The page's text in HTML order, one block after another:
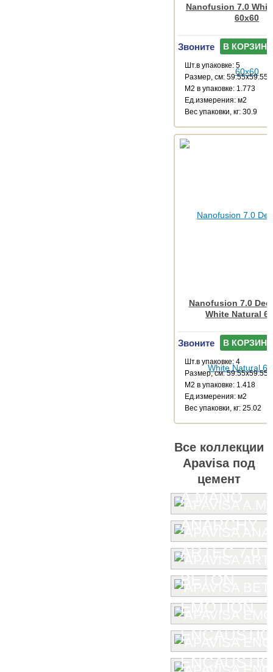
Nanofusion 7.0
60x60
Звоните В КОРЗИНУ
Шт.в упаковке: 5
Размер, см: 59.55x59.55
М2 в упаковке: 1.773
Ед.измерения: м2
Веc упаковки, кг: 30.9
Nanofusion 7.0
White Natural
Звоните В КОРЗИНУ
Шт.в упаковке: 4
Размер, см: 59.55x59.55
М2 в упаковке: 1.418
Ед.измерения: м2
Веc упаковки, кг: 25.02
Все коллекции
Apavisa под
цемент
A.MANO
ANARCHY
ARTEC 7.0
BETON
EMOTION
ENCAUSTIC